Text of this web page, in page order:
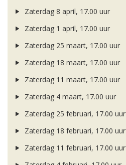
Zaterdag 8 april, 17.00 uur
Zaterdag 1 april, 17.00 uur
Zaterdag 25 maart, 17.00 uur
Zaterdag 18 maart, 17.00 uur
Zaterdag 11 maart, 17.00 uur
Zaterdag 4 maart, 17.00 uur
Zaterdag 25 februari, 17.00 uur
Zaterdag 18 februari, 17.00 uur
Zaterdag 11 februari, 17.00 uur